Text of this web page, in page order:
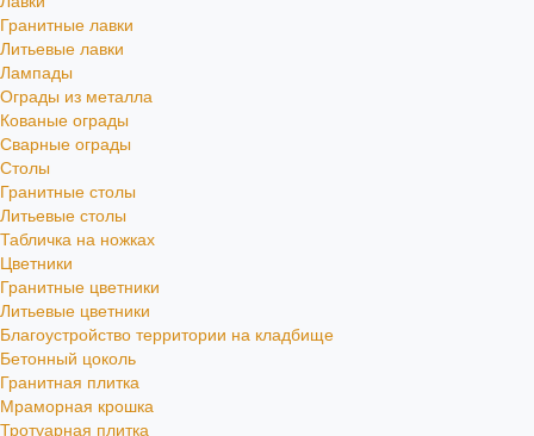
Гранитные лавки
Литьевые лавки
Лампады
Ограды из металла
Кованые ограды
Сварные ограды
Столы
Гранитные столы
Литьевые столы
Табличка на ножках
Цветники
Гранитные цветники
Литьевые цветники
Благоустройство территории на кладбище
Бетонный цоколь
Гранитная плитка
Мраморная крошка
Тротуарная плитка